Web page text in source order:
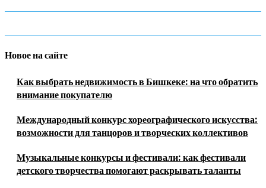
Новое на сайте
Как выбрать недвижимость в Бишкеке: на что обратить
внимание покупателю
Международный конкурс хореографического искусства:
возможности для танцоров и творческих коллективов
Музыкальные конкурсы и фестивали: как фестивали
детского творчества помогают раскрывать таланты